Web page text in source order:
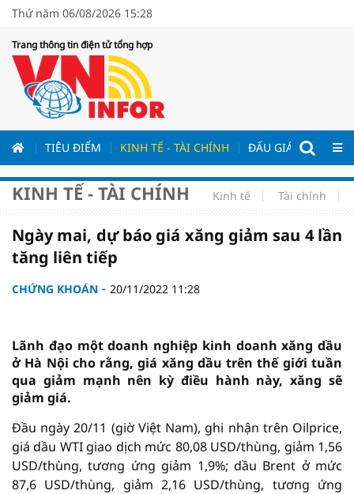
Thứ năm 06/08/2026 15:28
Trang thông tin điện tử tổng hợp
TIÊU ĐIỂM KINH TẾ - TÀI CHÍNH ĐẤU GIÁ - ĐẤU
KINH TẾ - TÀI CHÍNH Kinh tế Tài chính
Ngày mai, dự báo giá xăng giảm sau 4 lần
tăng liên tiếp
CHỨNG KHOÁN 20/11/2022 11:28
Lãnh đạo một doanh nghiệp kinh doanh xăng dầu
ở Hà Nội cho rằng, giá xăng dầu trên thế giới tuần
qua giảm mạnh nên kỳ điều hành này, xăng sẽ
giảm giá.
Đầu ngày 20/11 (giờ Việt Nam), ghi nhận trên Oilprice,
giá dầu WTI giao dịch mức 80,08 USD/thùng, giảm 1,56
USD/thùng, tương ứng giảm 1,9%; dầu Brent ở mức
87,6 USD/thùng, giảm 2,16 USD/thùng, tương ứng